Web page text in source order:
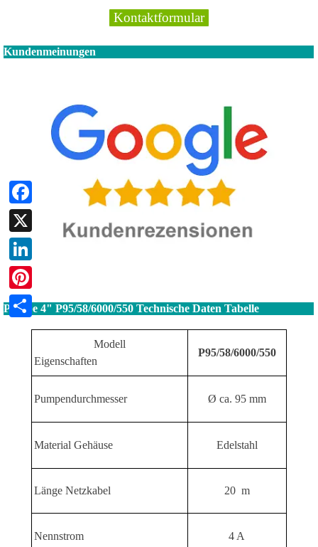
Kontaktformular
Kundenmeinungen
Pumpe 4" P95/58/6000/550 Technische Daten Tabelle
Modell
Eigenschaften
P95/58/6000/550
Pumpendurchmesser Ø ca. 95 mm
Material Gehäuse Edelstahl
Länge Netzkabel 20 m
Nennstrom 4 A
Facebook
X
LinkedIn
Pinterest
Teilen